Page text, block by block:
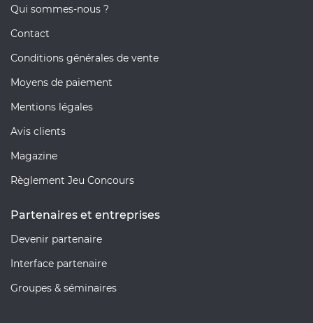
Qui sommes-nous ?
Contact
Conditions générales de vente
Moyens de paiement
Mentions légales
Avis clients
Magazine
Règlement Jeu Concours
Partenaires et entreprises
Devenir partenaire
Interface partenaire
Groupes & séminaires